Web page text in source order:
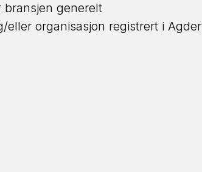
generelt
eller organisasjon registrert i Agder